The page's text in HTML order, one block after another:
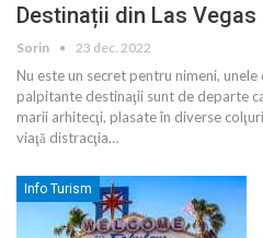
Destinații din Las
Sorin 23 dec. 2022
Nu este un secret pentru nimeni,
palpitante destinaţii sunt de departe
marii arhitecţi, plasate în diverse
viaţă distracţia…
Info Turism